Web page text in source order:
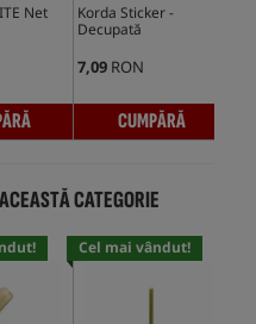
Net
Korda Sticker -
Decupată
7,09 RON
CUMPĂRĂ
CATEGORIE
Cel mai vândut!